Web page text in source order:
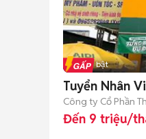
Tin nổi bật
Tuyển Nhân
Công ty Cổ Phần
Đến 9 triệu/